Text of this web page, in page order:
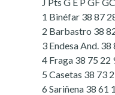
1 Binéfar 38 87
2 Barbastro 38
3 Endesa And.
4 Fraga 38 75 22
5 Casetas 38 73
6 Sariñena 38 61